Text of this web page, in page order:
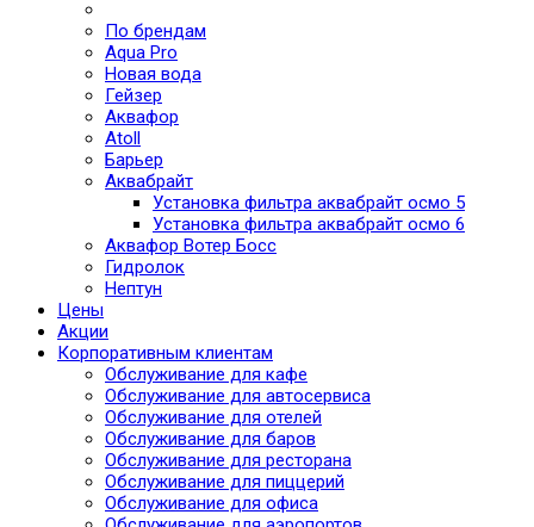
По брендам
Aqua Pro
Новая вода
Гейзер
Аквафор
Atoll
Барьер
Аквабрайт
Установка фильтра аквабрайт осмо 5
Установка фильтра аквабрайт осмо 6
Аквафор Вотер Босс
Гидролок
Нептун
Цены
Акции
Корпоративным клиентам
Обслуживание для кафе
Обслуживание для автосервиса
Обслуживание для отелей
Обслуживание для баров
Обслуживание для ресторана
Обслуживание для пиццерий
Обслуживание для офиса